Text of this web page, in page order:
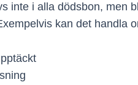
inte i alla dödsbon, men
kan det handla